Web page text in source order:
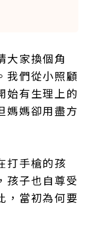
大家換個角
我們從小照顧
始有生理上的
媽媽卻用盡方
打手槍的孩
子也自尊受
當初為何要